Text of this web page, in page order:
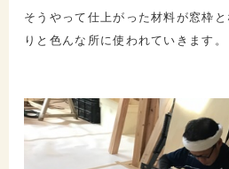
そうやって仕上がった材料が窓枠
りと色んな所に使われていきます。